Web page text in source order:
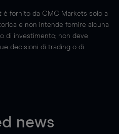
è fornito da CMC Markets solo a
e non intende fornire alcuna
di investimento; non deve
decisioni di trading o di
news